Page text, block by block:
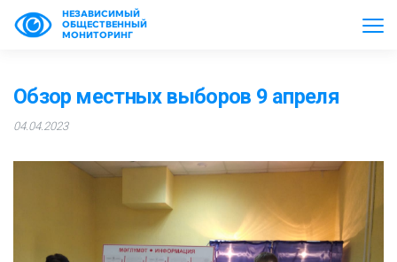
НЕЗАВИСИМЫЙ
ОБЩЕСТВЕННЫЙ
МОНИТОРИНГ
Обзор местных выборов 9 апреля
04.04.2023